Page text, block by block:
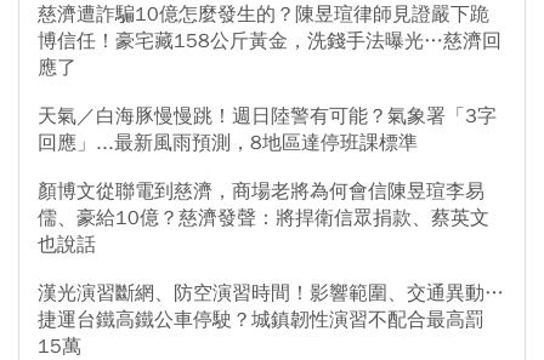
慈濟遭詐騙10億怎麼發生的？陳昱瑄律師見證嚴下跪
博信任！豪宅藏158公斤黃金，洗錢手法曝光…慈濟回
應了
天氣／白海豚慢慢跳！週日陸警有可能？氣象署「3字
回應」...最新風雨預測，8地區達停班課標準
顏博文從聯電到慈濟，商場老將為何會信陳昱瑄李易
儒、豪給10億？慈濟發聲：將捍衛信眾捐款、蔡英文
也說話
漢光演習斷網、防空演習時間！影響範圍、交通異動…
捷運台鐵高鐵公車停駛？城鎮韌性演習不配合最高罰
15萬